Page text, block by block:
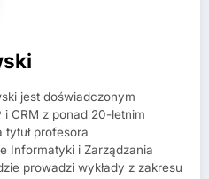
jest doświadczonym
i CRM z ponad 20-letnim
tytuł profesora
Informatyki i Zarządzania
prowadzi wykłady z zakresu